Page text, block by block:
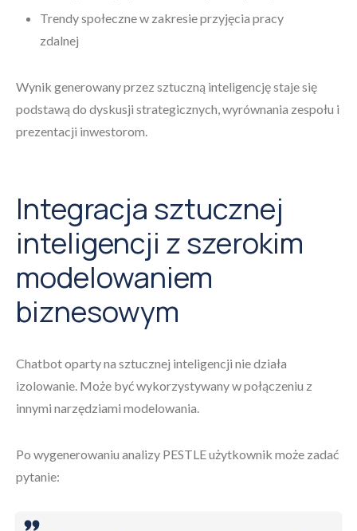
Trendy społeczne w zakresie przyjęcia pracy
zdalnej
Wynik generowany przez sztuczną inteligencję staje się
podstawą do dyskusji strategicznych, wyrównania zespołu i
prezentacji inwestorom.
Integracja sztucznej
inteligencji z szerokim
modelowaniem
biznesowym
Chatbot oparty na sztucznej inteligencji nie działa
izolowanie. Może być wykorzystywany w połączeniu z
innymi narzędziami modelowania.
Po wygenerowaniu analizy PESTLE użytkownik może zadać
pytanie: